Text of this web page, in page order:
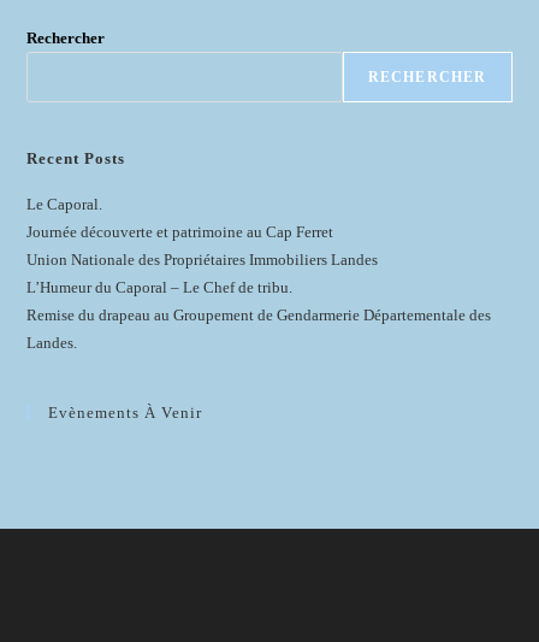
Rechercher
RECHERCHER
Recent Posts
Le Caporal.
Journée découverte et patrimoine au Cap Ferret
Union Nationale des Propriétaires Immobiliers Landes
L’Humeur du Caporal – Le Chef de tribu.
Remise du drapeau au Groupement de Gendarmerie Départementale des
Landes.
Evènements À Venir